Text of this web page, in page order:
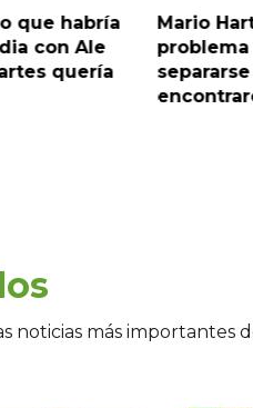
que habría
con Ale
quería
Mario
noticias más importantes